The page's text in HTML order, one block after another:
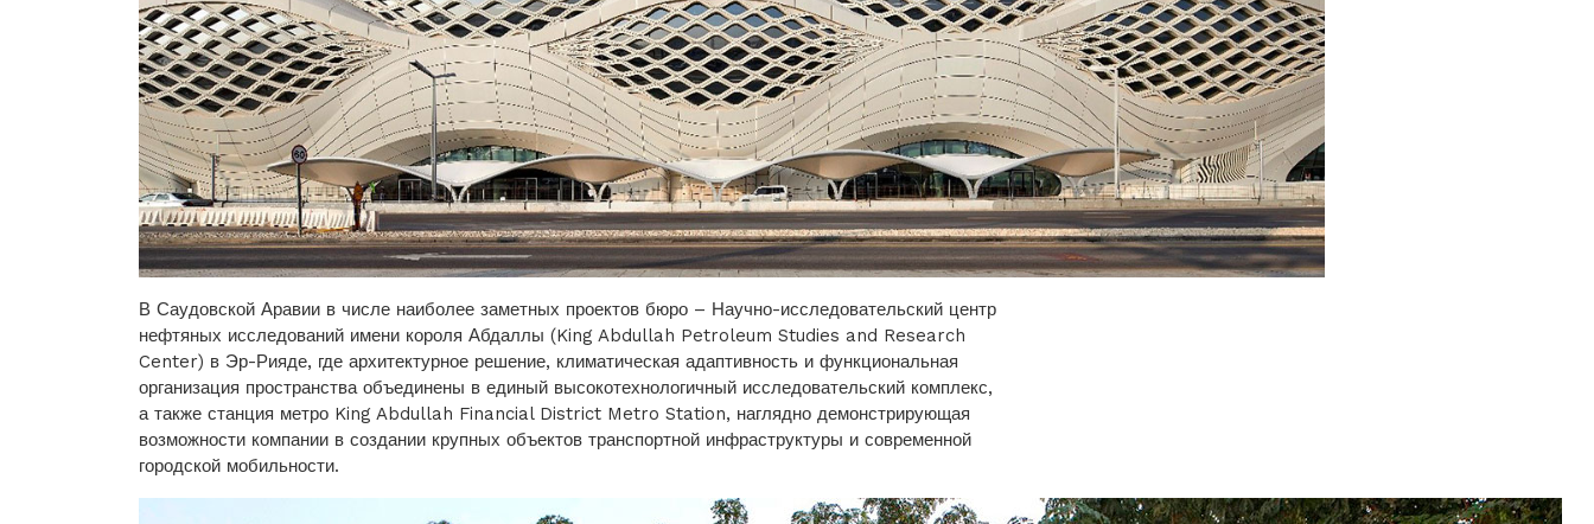
В Саудовской Аравии в числе наиболее заметных проектов бюро – Научно-исследовательский центр
нефтяных исследований имени короля Абдаллы (King Abdullah Petroleum Studies and Research
Center) в Эр-Рияде, где архитектурное решение, климатическая адаптивность и функциональная
организация пространства объединены в единый высокотехнологичный исследовательский комплекс,
а также станция метро King Abdullah Financial District Metro Station, наглядно демонстрирующая
возможности компании в создании крупных объектов транспортной инфраструктуры и современной
городской мобильности.